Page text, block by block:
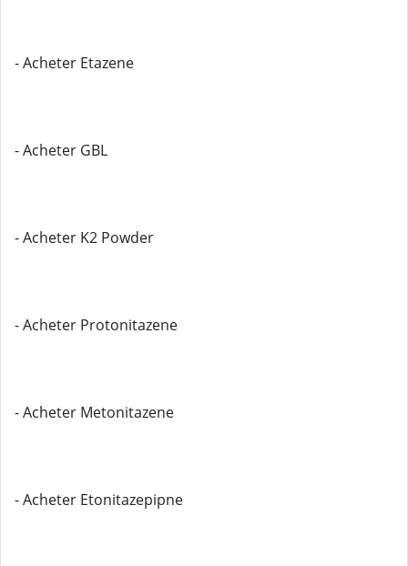
- Acheter Etazene
- Acheter GBL
- Acheter K2 Powder
- Acheter Protonitazene
- Acheter Metonitazene
- Acheter Etonitazepipne